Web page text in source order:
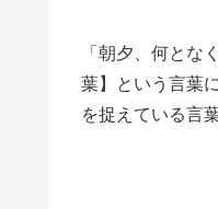
「朝夕、何とな
葉】という言葉
を捉えている言